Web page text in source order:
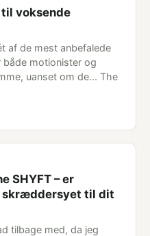
voksende
af de mest anbefalede
motionister og
uanset om de... The
SHYFT – er
til dit
tilbage med, da jeg